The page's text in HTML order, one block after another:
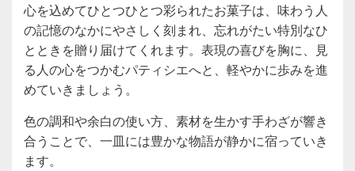
心を込めてひとつひとつ彩られたお菓子は、味わう人
の記憶のなかにやさしく刻まれ、忘れがたい特別なひ
とときを贈り届けてくれます。表現の喜びを胸に、見
る人の心をつかむパティシエへと、軽やかに歩みを進
めていきましょう。
色の調和や余白の使い方、素材を生かす手わざが響き
合うことで、一皿には豊かな物語が静かに宿っていき
ます。